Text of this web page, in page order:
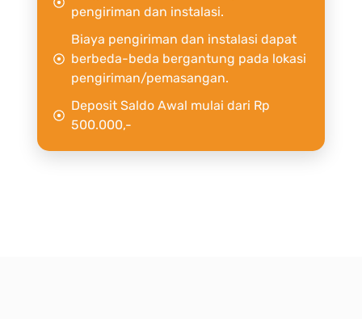
pengiriman dan instalasi.
Biaya pengiriman dan instalasi dapat
berbeda-beda bergantung pada lokasi
pengiriman/pemasangan.
Deposit Saldo Awal mulai dari Rp
500.000,-